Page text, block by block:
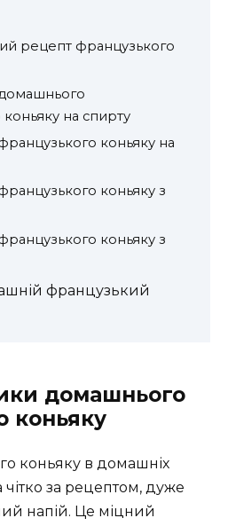
рецепт французького
на спирту
коньяку на
коньяку з
коньяку з
французький
домашнього
коньяку
коньяку в домашніх
за рецептом, дуже
напій. Це міцний